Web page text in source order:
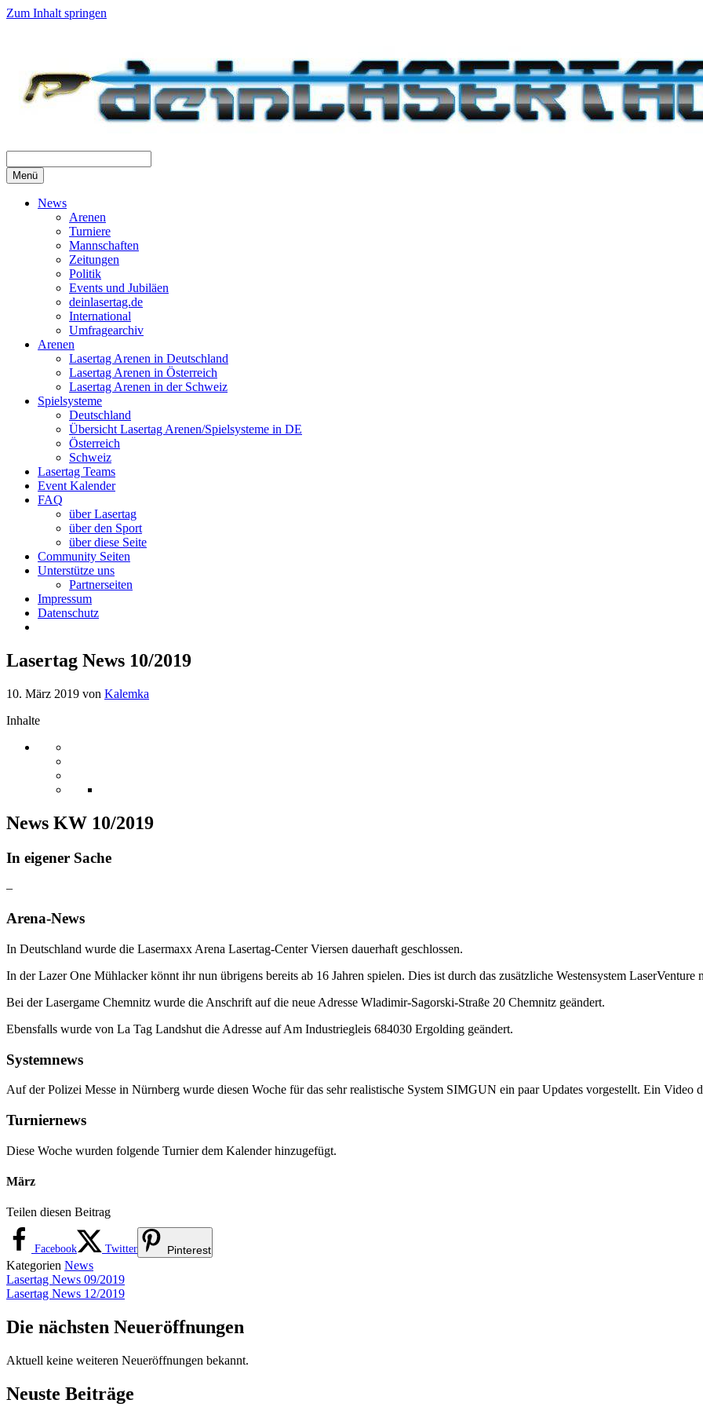
Zum Inhalt springen
Menü
News
Arenen
Turniere
Mannschaften
Zeitungen
Politik
Events und Jubiläen
deinlasertag.de
International
Umfragearchiv
Arenen
Lasertag Arenen in Deutschland
Lasertag Arenen in Österreich
Lasertag Arenen in der Schweiz
Spielsysteme
Deutschland
Übersicht Lasertag Arenen/Spielsysteme in DE
Österreich
Schweiz
Lasertag Teams
Event Kalender
FAQ
über Lasertag
über den Sport
über diese Seite
Community Seiten
Unterstütze uns
Partnerseiten
Impressum
Datenschutz
Lasertag News 10/2019
10. März 2019 von Kalemka
Inhalte
News KW 10/2019
In eigener Sache
–
Arena-News
In Deutschland wurde die Lasermaxx Arena Lasertag-Center Viersen dauerhaft geschlossen.
In der Lazer One Mühlacker könnt ihr nun übrigens bereits ab 16 Jahren spielen. Dies ist durch das zusätzliche Westensystem LaserVenture
Bei der Lasergame Chemnitz wurde die Anschrift auf die neue Adresse Wladimir-Sagorski-Straße 20 Chemnitz geändert.
Ebensfalls wurde von La Tag Landshut die Adresse auf Am Industriegleis 684030 Ergolding geändert.
Systemnews
Auf der Polizei Messe in Nürnberg wurde diesen Woche für das sehr realistische System SIMGUN ein paar Updates vorgestellt. Ein Video
Turniernews
Diese Woche wurden folgende Turnier dem Kalender hinzugefügt.
März
Teilen diesen Beitrag
Facebook Twitter Pinterest
Kategorien News
Lasertag News 09/2019
Lasertag News 12/2019
Die nächsten Neueröffnungen
Aktuell keine weiteren Neueröffnungen bekannt.
Neuste Beiträge